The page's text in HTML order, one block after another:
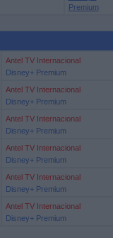
Premium
Antel TV Internacional
Disney+ Premium
Antel TV Internacional
Disney+ Premium
Antel TV Internacional
Disney+ Premium
Antel TV Internacional
Disney+ Premium
Antel TV Internacional
Disney+ Premium
Antel TV Internacional
Disney+ Premium